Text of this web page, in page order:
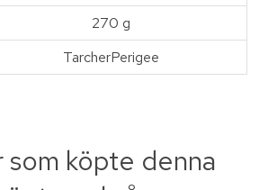
270 g
TarcherPerigee
som köpte denna